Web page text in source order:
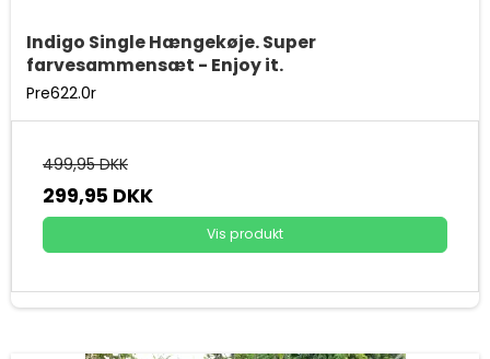
Indigo Single Hængekøje. Super
farvesammensæt - Enjoy it.
Pre622.0r
499,95 DKK
299,95 DKK
Vis produkt